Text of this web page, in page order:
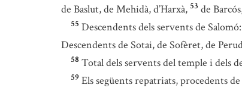
de Baslut, de Mehidà, d’Harxà, 53 de
55 Descendents dels servents de Salomó:
Descendents de Sotai, de Sofèret, de
58 Total dels servents del temple i dels
59 Els següents repatriats, procedents